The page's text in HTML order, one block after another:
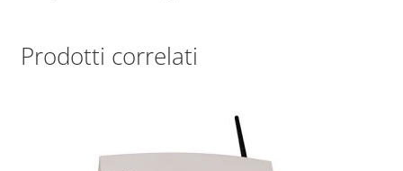
Prodotti correlati